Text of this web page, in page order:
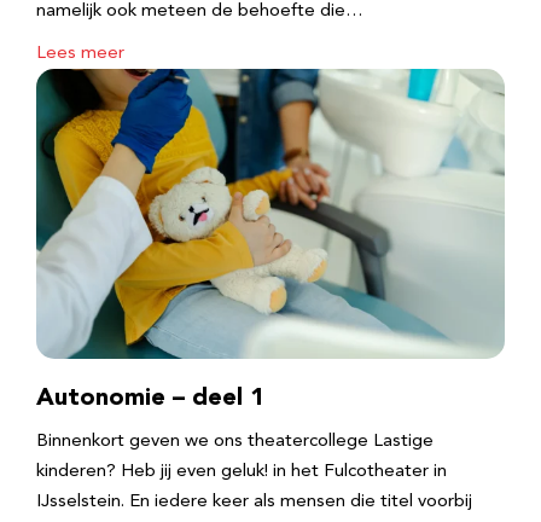
namelijk ook meteen de behoefte die…
Lees meer
Autonomie – deel 1
Binnenkort geven we ons theatercollege Lastige
kinderen? Heb jij even geluk! in het Fulcotheater in
IJsselstein. En iedere keer als mensen die titel voorbij